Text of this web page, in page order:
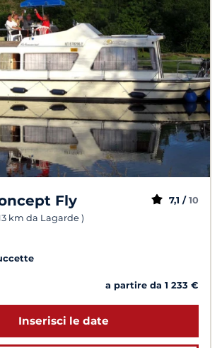
Fly
km da Lagarde )
7,1 / 10
a partire da 1 233 €
Inserisci le date